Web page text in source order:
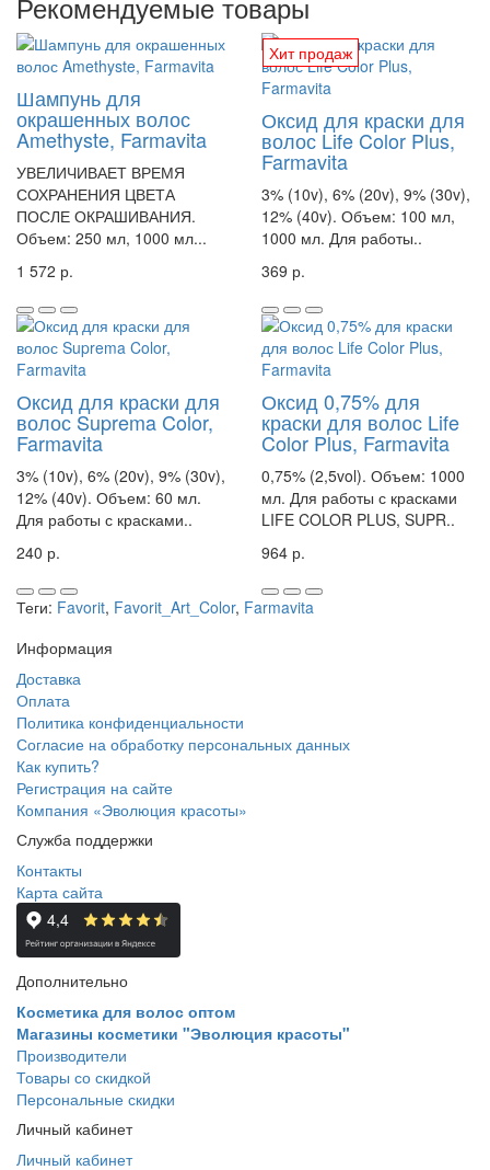
Шампунь для
окрашенных волос
Amethyste, Farmavita
УВЕЛИЧИВАЕТ ВРЕМЯ
СОХРАНЕНИЯ ЦВЕТА
ПОСЛЕ ОКРАШИВАНИЯ.
Объем: 250 мл, 1000 мл...
1 572 р.
Хит продаж
Оксид для краски для
волос Life Color Plus,
Farmavita
3% (10v), 6% (20v), 9% (30v),
12% (40v). Объем: 100 мл,
1000 мл. Для работы..
369 р.
Оксид для краски для
волос Suprema Color,
Farmavita
3% (10v), 6% (20v), 9% (30v),
12% (40v). Объем: 60 мл.
Для работы с красками..
240 р.
Оксид 0,75% для
краски для волос Life
Color Plus, Farmavita
0,75% (2,5vol). Объем: 1000
мл. Для работы с красками
LIFE COLOR PLUS, SUPR..
964 р.
Теги: Favorit, Favorit_Art_Color, Farmavita
Информация
Доставка
Оплата
Политика конфиденциальности
Согласие на обработку персональных данных
Как купить?
Регистрация на сайте
Компания «Эволюция красоты»
Служба поддержки
Контакты
Карта сайта
Дополнительно
Косметика для волос оптом
Магазины косметики "Эволюция красоты"
Производители
Товары со скидкой
Персональные скидки
Личный кабинет
Личный кабинет